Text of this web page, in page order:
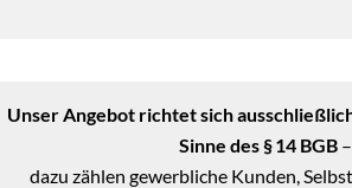
Unser Angebot richtet sich
Sinne des § 14 BGB –
dazu zählen gewerbliche Kunden,